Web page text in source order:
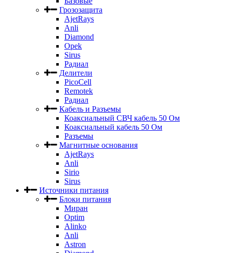
Грозозащита
AjetRays
Anli
Diamond
Opek
Sirus
Радиал
Делители
PicoCell
Remotek
Радиал
Кабель и Разъемы
Коаксиальный СВЧ кабель 50 Ом
Коаксиальный кабель 50 Ом
Разъемы
Магнитные основания
AjetRays
Anli
Sirio
Sirus
Источники питания
Блоки питания
Миран
Optim
Alinko
Anli
Astron